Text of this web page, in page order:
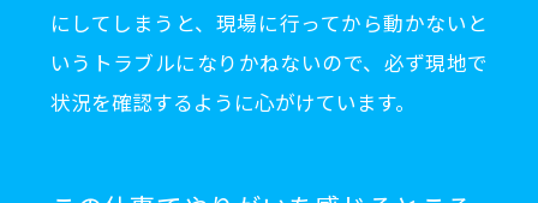
にしてしまうと、現場に行ってから動かないと
いうトラブルになりかねないので、必ず現地で
状況を確認するように心がけています。